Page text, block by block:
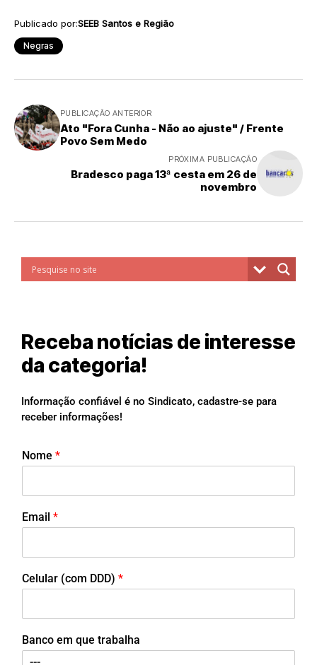
Publicado por:SEEB Santos e Região
Negras
PUBLICAÇÃO ANTERIOR
Ato "Fora Cunha - Não ao ajuste" / Frente
Povo Sem Medo
PRÓXIMA PUBLICAÇÃO
Bradesco paga 13ª cesta em 26 de
novembro
Receba notícias de interesse
da categoria!
Informação confiável é no Sindicato, cadastre-se para
receber informações!
Nome *
Email *
Celular (com DDD) *
Banco em que trabalha